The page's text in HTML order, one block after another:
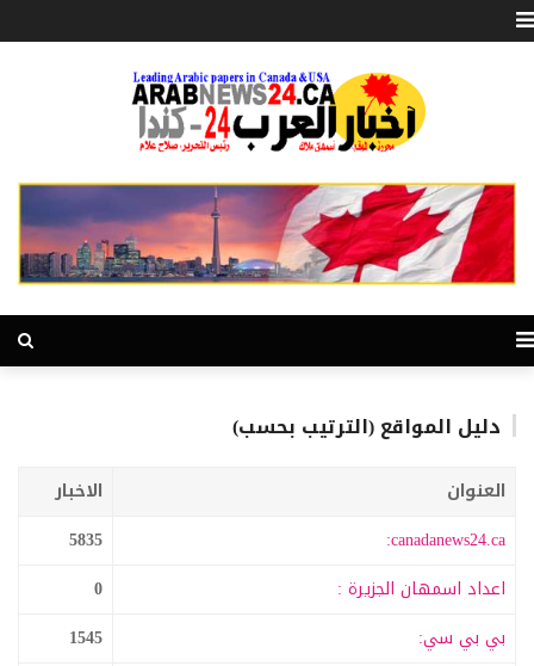
دليل المواقع (الترتيب بحسب)
العنوان
الاخبار
canadanews24.ca:
5835
اعداد اسمهان الجزيرة :
0
بي بي سي:
1545